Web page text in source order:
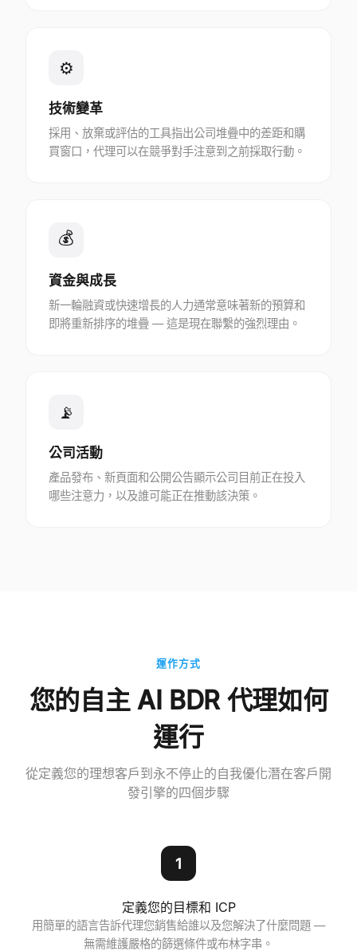
⚙
技術變革
採用、放棄或評估的工具指出公司堆疊中的差距和購
買窗口，代理可以在競爭對手注意到之前採取行動。
💰
資金與成長
新一輪融資或快速增長的人力通常意味著新的預算和
即將重新排序的堆疊 — 這是現在聯繫的強烈理由。
📡
公司活動
產品發布、新頁面和公開公告顯示公司目前正在投入
哪些注意力，以及誰可能正在推動該決策。
運作方式
您的自主 AI BDR 代理如何
運行
從定義您的理想客戶到永不停止的自我優化潛在客戶開
發引擎的四個步驟
1
定義您的目標和 ICP
用簡單的語言告訴代理您銷售給誰以及您解決了什麼問題 —
無需維護嚴格的篩選條件或布林字串。